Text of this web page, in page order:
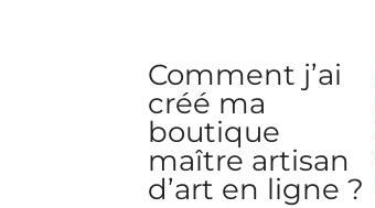
Comment j’ai
créé ma
boutique
maître artisan
d’art en ligne ?